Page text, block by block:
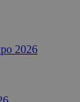
2026